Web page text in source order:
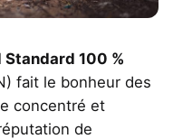
Standard 100 %
fait le bonheur des
concentré et
de